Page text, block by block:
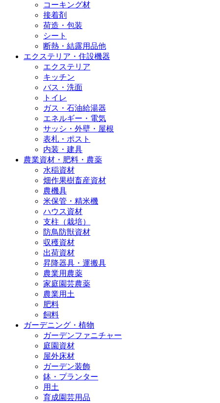
コーキング材
接着剤
荷造・包装
シート
断熱・結露用品他
エクステリア・住設機器
エクステリア
キッチン
バス・洗面
トイレ
ガス・石油給湯器
エネルギー・電気
サッシ・外壁・屋根
表札・ポスト
内装・建具
農業資材・肥料・農薬
水稲資材
畑作果樹畜産資材
農機具
米保管・精米機
ハウス資材
支柱（栽培）
防鳥防獣資材
収穫資材
出荷資材
昇降器具・運搬具
農業用農薬
家庭園芸農薬
農業用土
肥料
飼料
ガーデニング・植物
ガーデンファニチャー
庭園資材
屋外床材
ガーデン装飾
鉢・プランター
用土
育成園芸用品